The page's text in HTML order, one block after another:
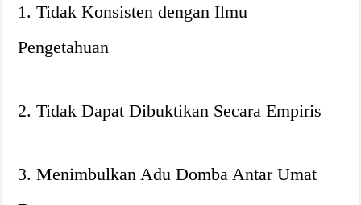
1. Tidak Konsisten dengan Ilmu
Pengetahuan
2. Tidak Dapat Dibuktikan Secara Empiris
3. Menimbulkan Adu Domba Antar Umat